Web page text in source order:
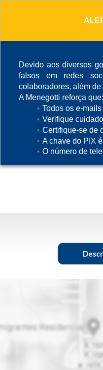
Devido aos diversos
falsos em redes
colaboradores, além
A Menegotti reforça que:
Todos os e-
Verifique
Certifique-se de
A chave do PIX
O número de